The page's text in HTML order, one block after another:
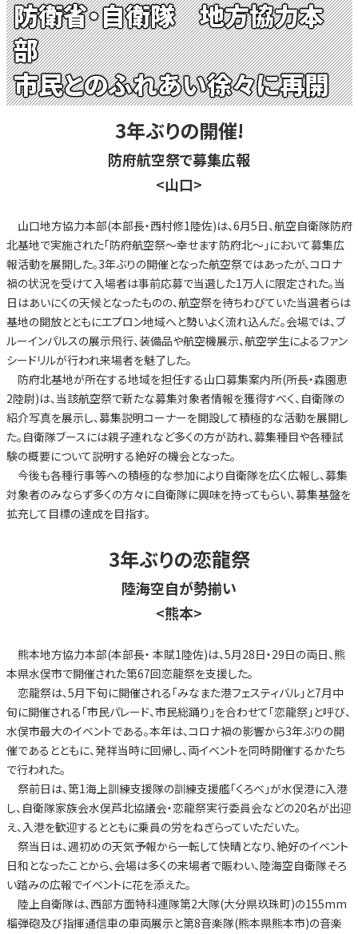
防衛省・自衛隊 地方協力本
部
市民とのふれあい徐々に再開
3年ぶりの開催!
防府航空祭で募集広報
<山口>
山口地方協力本部(本部長・西村修1陸佐)は、6月5日、航空自衛隊防府
北基地で実施された「防府航空祭～幸せます防府北～」において募集広
報活動を展開した。3年ぶりの開催となった航空祭ではあったが、コロナ
禍の状況を受けて入場者は事前応募で当選した1万人に限定された。当
日はあいにくの天候となったものの、航空祭を待ちわびていた当選者らは
基地の開放とともにエプロン地域へと勢いよく流れ込んだ。会場では、ブ
ルーインパルスの展示飛行、装備品や航空機展示、航空学生によるファン
シードリルが行われ来場者を魅了した。
防府北基地が所在する地域を担任する山口募集案内所(所長・森園恵
2陸尉)は、当該航空祭で新たな募集対象者情報を獲得すべく、自衛隊の
紹介写真を展示し、募集説明コーナーを開設して積極的な活動を展開し
た。自衛隊ブースには親子連れなど多くの方が訪れ、募集種目や各種試
験の概要について説明する絶好の機会となった。
今後も各種行事等への積極的な参加により自衛隊を広く広報し、募集
対象者のみならず多くの方々に自衛隊に興味を持ってもらい、募集基盤を
拡充して目標の達成を目指す。
3年ぶりの恋龍祭
陸海空自が勢揃い
<熊本>
熊本地方協力本部(本部長・ 本賦1陸佐)は、5月28日・29日の両日、熊
本県水俣市で開催された第67回恋龍祭を支援した。
恋龍祭は、5月下旬に開催される「みなまた港フェスティバル」と7月中
旬に開催される「市民パレード、市民総踊り」を合わせて「恋龍祭」と呼び、
水俣市最大のイベントである。本年は、コロナ禍の影響から3年ぶりの開
催であるとともに、発祥当時に回帰し、両イベントを同時開催するかたち
で行われた。
祭前日は、第1海上訓練支援隊の訓練支援艦「くろべ」が水俣港に入港
し、自衛隊家族会水俣芦北協議会・恋龍祭実行委員会などの20名が出迎
え、入港を歓迎するとともに乗員の労をねぎらっていただいた。
祭当日は、週初めの天気予報から一転して快晴となり、絶好のイベント
日和となったことから、会場は多くの来場者で賑わい、陸海空自衛隊そろ
い踏みの広報でイベントに花を添えた。
陸上自衛隊は、西部方面特科連隊第2大隊(大分県玖珠町)の155mm
榴弾砲及び指揮通信車の車両展示と第8音楽隊(熊本県熊本市)の音楽